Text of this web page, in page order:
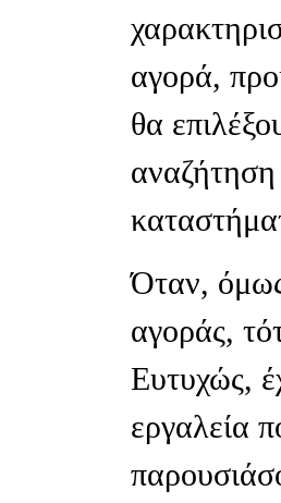
αγορά,
θα
Όταν,
αγοράς,
Ευτυχώς,
εργαλεία